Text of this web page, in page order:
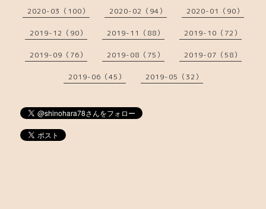
2020-03（100） 2020-02（94） 2020-01（90）
2019-12（90） 2019-11（88） 2019-10（72）
2019-09（76） 2019-08（75） 2019-07（58）
2019-06（45） 2019-05（32）